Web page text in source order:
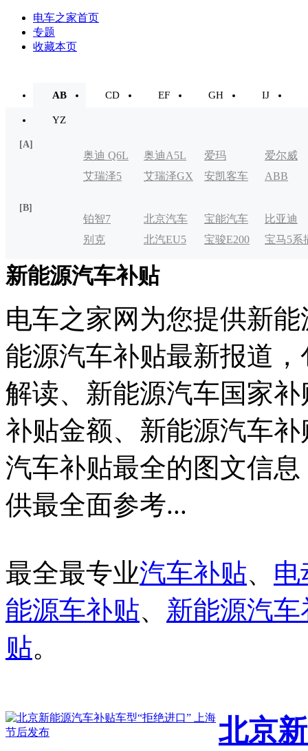
电车之家首页
专题
收藏本页
AB CD EF GH IJ
YZ
[A]
奥迪 Q6L
e-tron
奥迪A5L 爱玛
爱尔威
艾瑞泽5
艾瑞泽GX 安凯客车 ABB
[B]
铂智7 北京汽车
制造厂
宝能汽车
比亚迪
别克
VELITE
北汽EU5 宝骏E200 宝马5系
新能源汽车补贴
电车之家网为您提供新
能源汽车补贴最新报道
解读、新能源汽车国家
补贴金额、新能源汽车
汽车补贴最全的图文信
供最全面参考...
最全最专业汽车补贴、 电
能源车补贴、 新能源汽车
贴。
北京